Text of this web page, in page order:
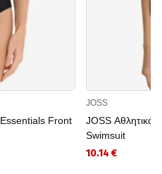
Front
JOSS
JOSS Αθλητικό
Swimsuit
10.14 €